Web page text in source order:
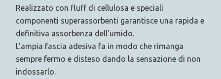
Realizzato con fluff di cellulosa e speciali
componenti superassorbenti garantisce una rapida e
definitiva assorbenza dell'umido.
L'ampia fascia adesiva fa in modo che rimanga
sempre fermo e disteso dando la sensazione di non
indossarlo.